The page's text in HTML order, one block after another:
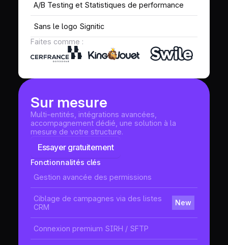
A/B Testing et Statistiques de performance
Sans le logo Signitic
Faites comme :
Sur mesure
Multi-entités, intégrations avancées,
accompagnement dédié, une solution à la
mesure de votre structure.
Essayer gratuitement
Fonctionnalités clés
Gestion avancée des permissions
Ciblage de campagnes via des listes
CRM
New
Connexion premium SIRH / SFTP